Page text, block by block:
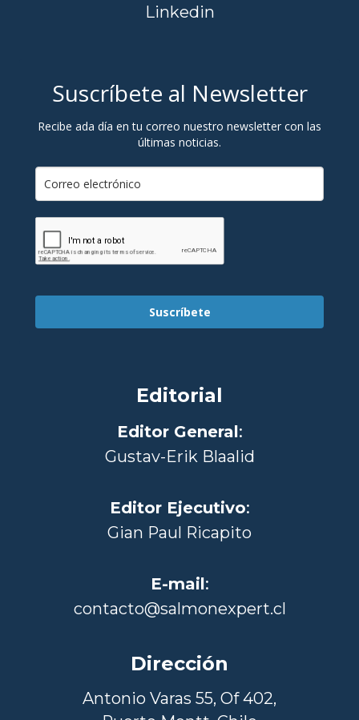
Linkedin
Suscríbete al Newsletter
Recibe ada día en tu correo nuestro newsletter con las
últimas noticias.
Suscríbete
Editorial
Editor General:
Gustav-Erik Blaalid
Editor Ejecutivo:
Gian Paul Ricapito
E-mail:
contacto@salmonexpert.cl
Dirección
Antonio Varas 55, Of 402,